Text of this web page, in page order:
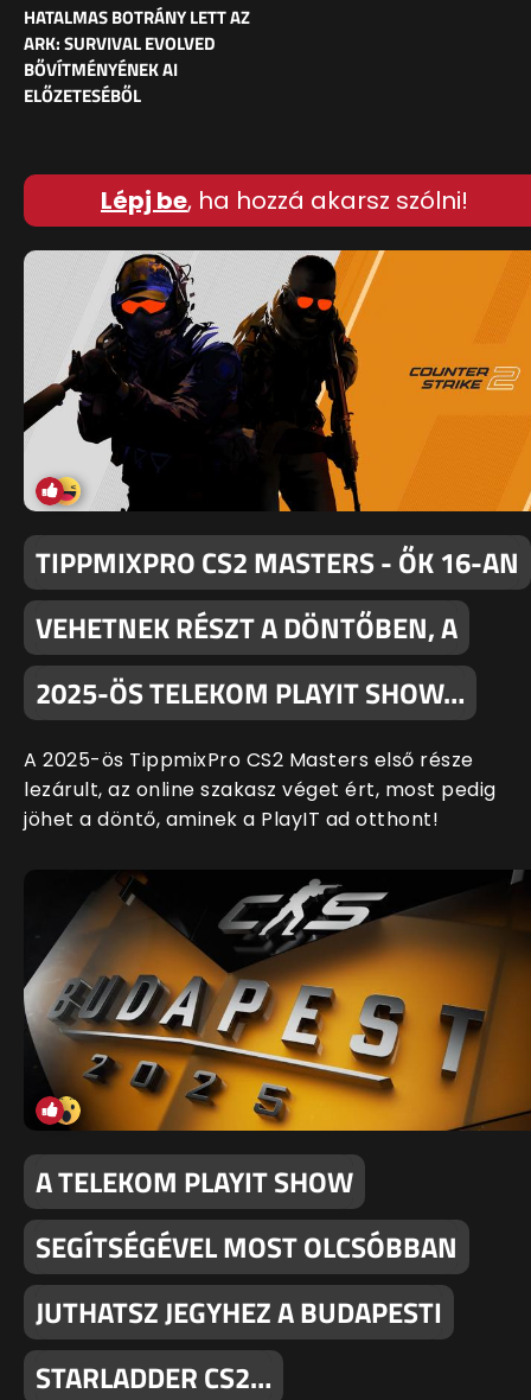
HATALMAS BOTRÁNY LETT AZ
ARK: SURVIVAL EVOLVED
BŐVÍTMÉNYÉNEK AI
ELŐZETESÉBŐL
Lépj be, ha hozzá akarsz szólni!
TIPPMIXPRO CS2 MASTERS - ŐK 16-AN
VEHETNEK RÉSZT A DÖNTŐBEN, A
2025-ÖS TELEKOM PLAYIT SHOW…
A 2025-ös TippmixPro CS2 Masters első része
lezárult, az online szakasz véget ért, most pedig
jöhet a döntő, aminek a PlayIT ad otthont!
A TELEKOM PLAYIT SHOW
SEGÍTSÉGÉVEL MOST OLCSÓBBAN
JUTHATSZ JEGYHEZ A BUDAPESTI
STARLADDER CS2…